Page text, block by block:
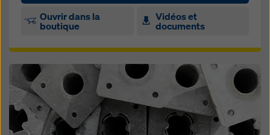
Ouvrir dans la
boutique
Vidéos et
documents